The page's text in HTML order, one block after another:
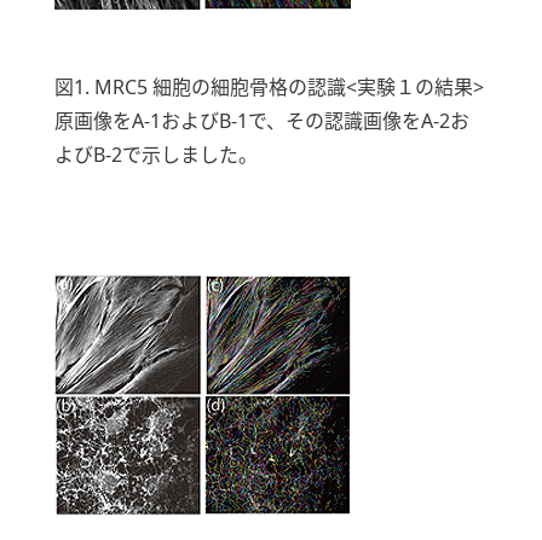
図1. MRC5 細胞の細胞骨格の認識<実験１の結果>
原画像をA-1およびB-1で、その認識画像をA-2お
よびB-2で示しました。